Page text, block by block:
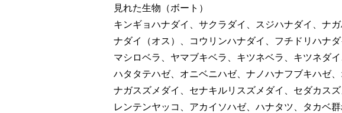
見れた生物（ボート）
キンギョハナダイ、サクラダイ、スジハナダイ、ナ
ナダイ（オス）、コウリンハナダイ、フチドリハナ
マシロベラ、ヤマブキベラ、キツネベラ、キツネダイ
ハタタテハゼ、オニベニハゼ、ナノハナフブキハゼ
ナガスズメダイ、セナキルリスズメダイ、セダカス
レンテンヤッコ、アカイソハゼ、ハナタツ、タカベ